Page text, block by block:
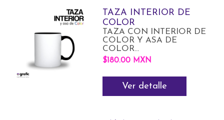
TAZA INTERIOR DE
COLOR
TAZA CON INTERIOR DE
COLOR Y ASA DE
COLOR...
$180.00 MXN
Ver detalle